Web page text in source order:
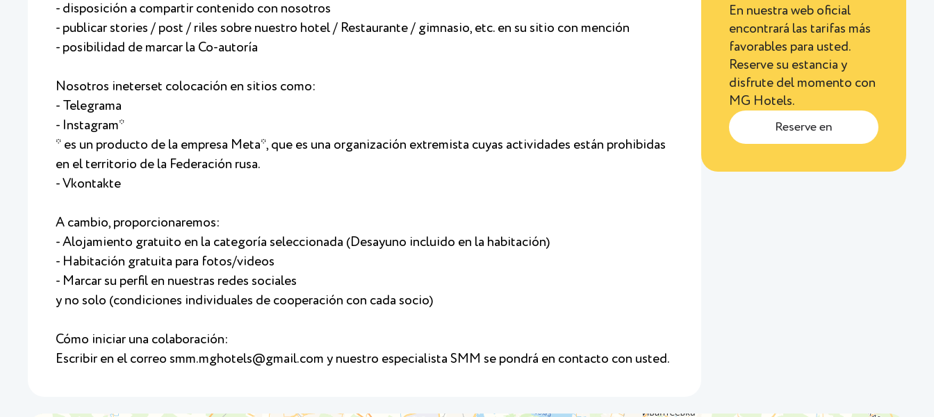
- disposición a compartir contenido con nosotros
- publicar stories / post / riles sobre nuestro hotel / Restaurante / gimnasio, etc. en su sitio con mención
- posibilidad de marcar la Co-autoría
Nosotros ineterset colocación en sitios como:
- Telegrama
- Instagram*
* es un producto de la empresa Meta*, que es una organización extremista cuyas actividades están prohibidas
en el territorio de la Federación rusa.
- Vkontakte
A cambio, proporcionaremos:
- Alojamiento gratuito en la categoría seleccionada (Desayuno incluido en la habitación)
- Habitación gratuita para fotos/videos
- Marcar su perfil en nuestras redes sociales
y no solo (condiciones individuales de cooperación con cada socio)
Cómo iniciar una colaboración:
Escribir en el correo smm.mghotels@gmail.com y nuestro especialista SMM se pondrá en contacto con usted.
En nuestra web oficial
encontrará las tarifas más
favorables para usted.
Reserve su estancia y
disfrute del momento con
MG Hotels.
Reserve en